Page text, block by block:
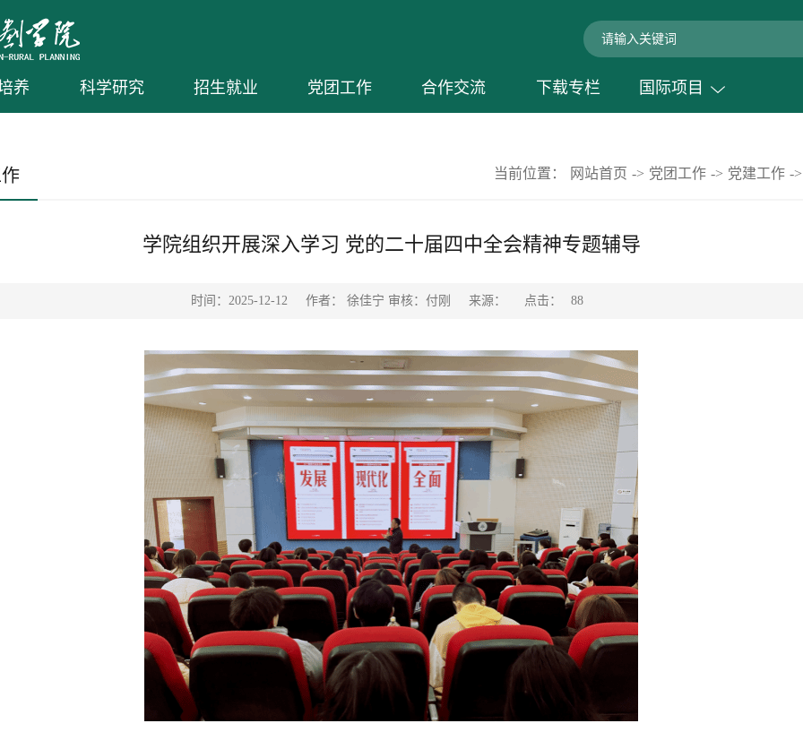
养 科学研究 招生就业 党团工作 合作交流 下载专栏 国际项目
当前位置： 网站首页 -> 党团工作 -> 党建工作 ->
学院组织开展深入学习 党的二十届四中全会精神专题辅导
时间：2025-12-12 作者： 徐佳宁 审核：付刚 来源： 点击： 88